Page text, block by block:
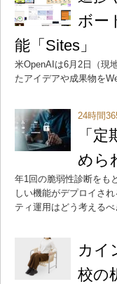
ボー
能「Sites」
米OpenAIは6月2日（現
たアイデアや成果物を
24時間
「
めら
年1回の脆弱性診断をも
しい機能がデプロイさ
ティ運用はどう考えるべ
カイ
校の